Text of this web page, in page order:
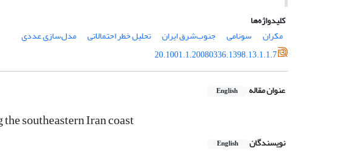
کلیدواژه‌ها
مکران
سونامی جنوب‌شرق ایران تحلیل خطر احتمالاتی
مدل‌سازی عددی
20.1001.1.20080336.1398.13.1.1.7
عنوان مقاله English
southeastern Iran coast
نویسندگان English